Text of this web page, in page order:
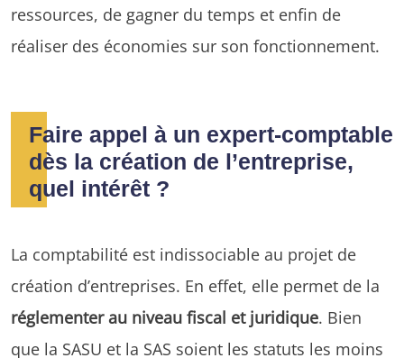
ressources, de gagner du temps et enfin de
réaliser des économies sur son fonctionnement.
Faire appel à un expert-comptable
dès la création de l’entreprise,
quel intérêt ?
La comptabilité est indissociable au projet de
création d’entreprises. En effet, elle permet de la
réglementer au niveau fiscal et juridique. Bien
que la SASU et la SAS soient les statuts les moins